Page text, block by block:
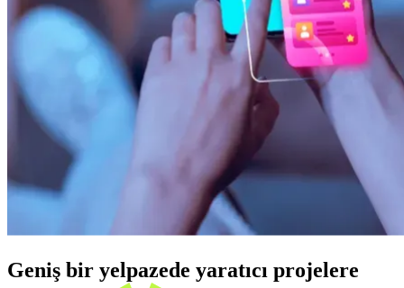
Geniş bir yelpazede yaratıcı projelere